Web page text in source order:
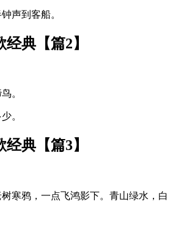
声到客船。
典【篇2】
。
。
典【篇3】
寒鸦，一点飞鸿影下。青山绿水，白